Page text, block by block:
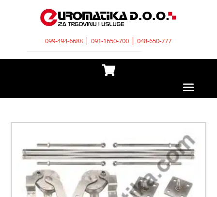
099-494-6688 |091-1650-700 |048-650-777
